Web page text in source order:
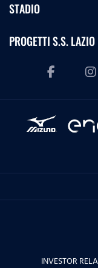
STADIO
PROGETTI S.S. LAZIO
INVESTOR